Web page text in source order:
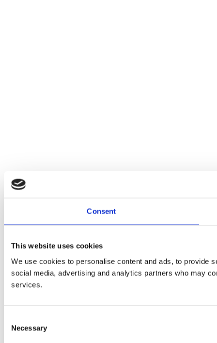
Consent
This website uses cookies
We use cookies to personalise content and ads, to provide
social media, advertising and analytics partners who may
services.
Selection
Necessary